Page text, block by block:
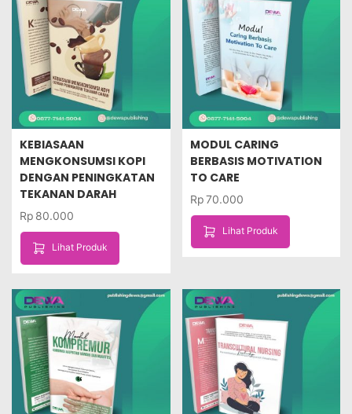
KEBIASAAN
MENGKONSUMSI KOPI
DENGAN PENINGKATAN
TEKANAN DARAH
Rp 80.000
Lihat Produk
MODUL CARING
BERBASIS MOTIVATION
TO CARE
Rp70.000
Lihat Produk